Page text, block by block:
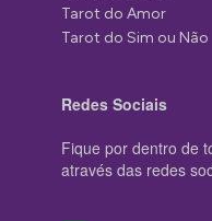
Tarot do Amor
Tarot do Sim ou Não
Redes Sociais
Fique por dentro de
através das redes